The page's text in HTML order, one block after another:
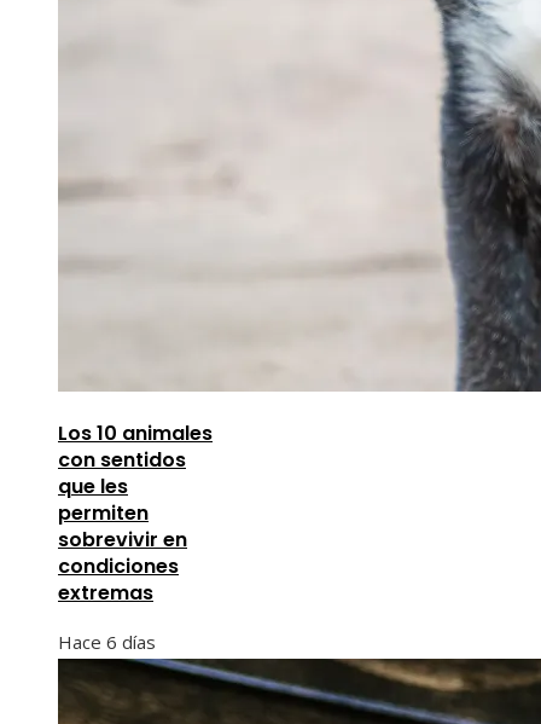
Los 10 animales
con sentidos
que les
permiten
sobrevivir en
condiciones
extremas
Hace 6 días